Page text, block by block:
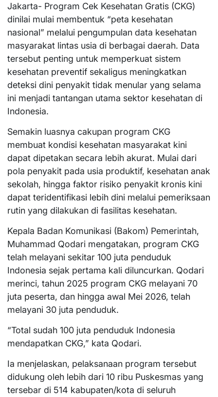
Jakarta- Program Cek Kesehatan Gratis (CKG)
dinilai mulai membentuk “peta kesehatan
nasional” melalui pengumpulan data kesehatan
masyarakat lintas usia di berbagai daerah. Data
tersebut penting untuk memperkuat sistem
kesehatan preventif sekaligus meningkatkan
deteksi dini penyakit tidak menular yang selama
ini menjadi tantangan utama sektor kesehatan di
Indonesia.
Semakin luasnya cakupan program CKG
membuat kondisi kesehatan masyarakat kini
dapat dipetakan secara lebih akurat. Mulai dari
pola penyakit pada usia produktif, kesehatan anak
sekolah, hingga faktor risiko penyakit kronis kini
dapat teridentifikasi lebih dini melalui pemeriksaan
rutin yang dilakukan di fasilitas kesehatan.
Kepala Badan Komunikasi (Bakom) Pemerintah,
Muhammad Qodari mengatakan, program CKG
telah melayani sekitar 100 juta penduduk
Indonesia sejak pertama kali diluncurkan. Qodari
merinci, tahun 2025 program CKG melayani 70
juta peserta, dan hingga awal Mei 2026, telah
melayani 30 juta penduduk.
“Total sudah 100 juta penduduk Indonesia
mendapatkan CKG,” kata Qodari.
Ia menjelaskan, pelaksanaan program tersebut
didukung oleh lebih dari 10 ribu Puskesmas yang
tersebar di 514 kabupaten/kota di seluruh